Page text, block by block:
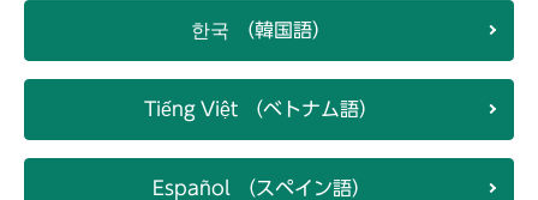
한국 （韓国語）
Tiếng Việt （ベトナム語）
Español （スペイン語）